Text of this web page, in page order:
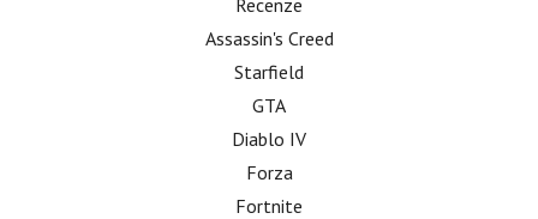
Recenze
Assassin's Creed
Starfield
GTA
Diablo IV
Forza
Fortnite